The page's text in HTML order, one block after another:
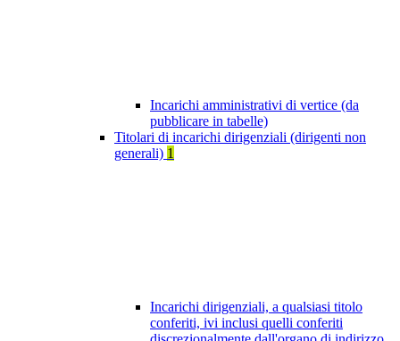
Incarichi amministrativi di vertice (da
pubblicare in tabelle)
Titolari di incarichi dirigenziali (dirigenti non
generali) 1
Incarichi dirigenziali, a qualsiasi titolo
conferiti, ivi inclusi quelli conferiti